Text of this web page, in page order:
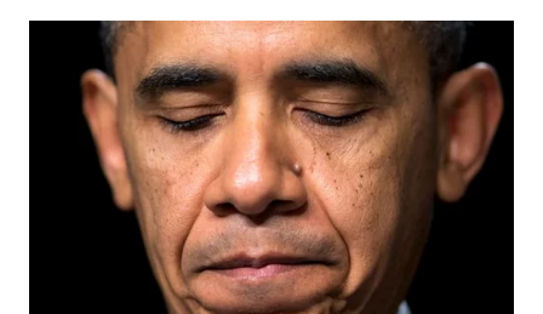
WAHANA
INFRASTRUKTUR
WAHANA
KONSUMEN